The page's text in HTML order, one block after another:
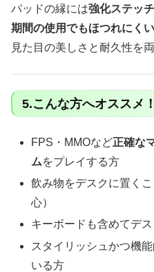
パッドの縁には強化ステッ
期間の使用でもほつれにく
見た目の美しさと耐久性を
5.こんな方へオススメ！
FPS・MMOなど正確な
ムをプレイする方
飲み物をデスクに置く
心）
キーボードも含めてデ
スタイリッシュかつ機
いる方